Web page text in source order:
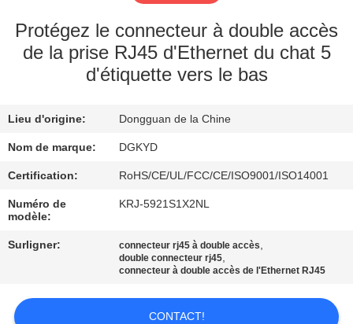
DE
NOUS
D'USINE
CONTRÔLE
DE
QUALITÉ
CONTACTEZ-
NOUS
Protégez le connecteur à double accès
de la prise RJ45 d'Ethernet du chat 5
d'étiquette vers le bas
Lieu d'origine: Dongguan de la Chine
Nom de marque: DGKYD
Certification: RoHS/CE/UL/FCC/CE/ISO9001/ISO14001
Numéro de
modèle:
KRJ-5921S1X2NL
Surligner: connecteur rj45 à double accès,
double connecteur rj45,
connecteur à double accès de l'Ethernet RJ45
CONTACT!